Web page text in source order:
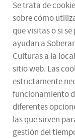
Se trata de
sobre cómo
que visitas o si
ayudan a
Culturas a la
sitio web. Las
estrictamente
funcionamiento
diferentes
las que sirven
gestión del